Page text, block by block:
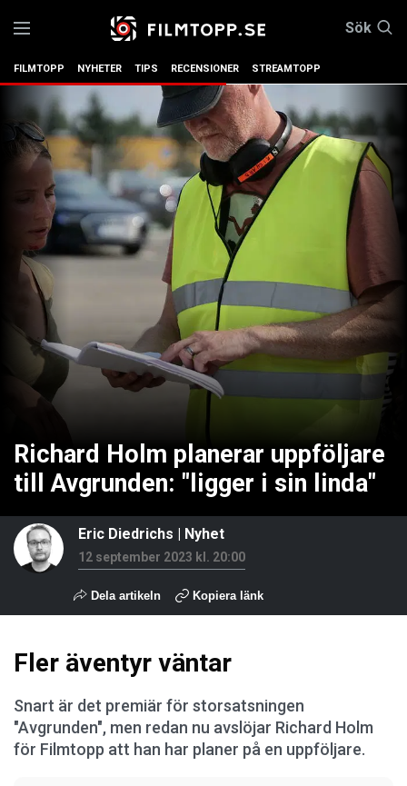
Sök
FILMTOPP NYHETER TIPS RECENSIONER STREAMTOPP
Richard Holm planerar uppföljare
till Avgrunden: "ligger i sin linda"
Eric Diedrichs | Nyhet
12 september 2023 kl. 20:00
Dela artikeln Kopiera länk
Fler äventyr väntar
Snart är det premiär för storsatsningen
"Avgrunden", men redan nu avslöjar Richard Holm
för Filmtopp att han har planer på en uppföljare.